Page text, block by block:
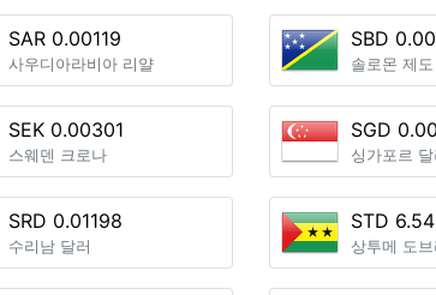
SAR 0.00119
사우디아라비아 리얄
SBD
솔로몬 제도
SEK 0.00301
스웨덴 크로나
SGD
싱가포르 달
SRD 0.01198
수리남 달러
STD
상투메 도